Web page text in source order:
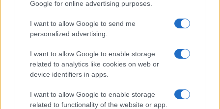
Google for online advertising purposes.
I want to allow Google to send me
personalized advertising.
I want to allow Google to enable storage
related to analytics like cookies on web or
device identifiers in apps.
I want to allow Google to enable storage
related to functionality of the website or app.
Alpha Bank: Για πρώτη φορά το Αρχαίο Θέατρο Επιδαύρου
ΕΤΙΚΕΤΕΣ Fisker Inc. Wallbox Βόρεια Αμερική
Ευρώπη
Φόρτιση